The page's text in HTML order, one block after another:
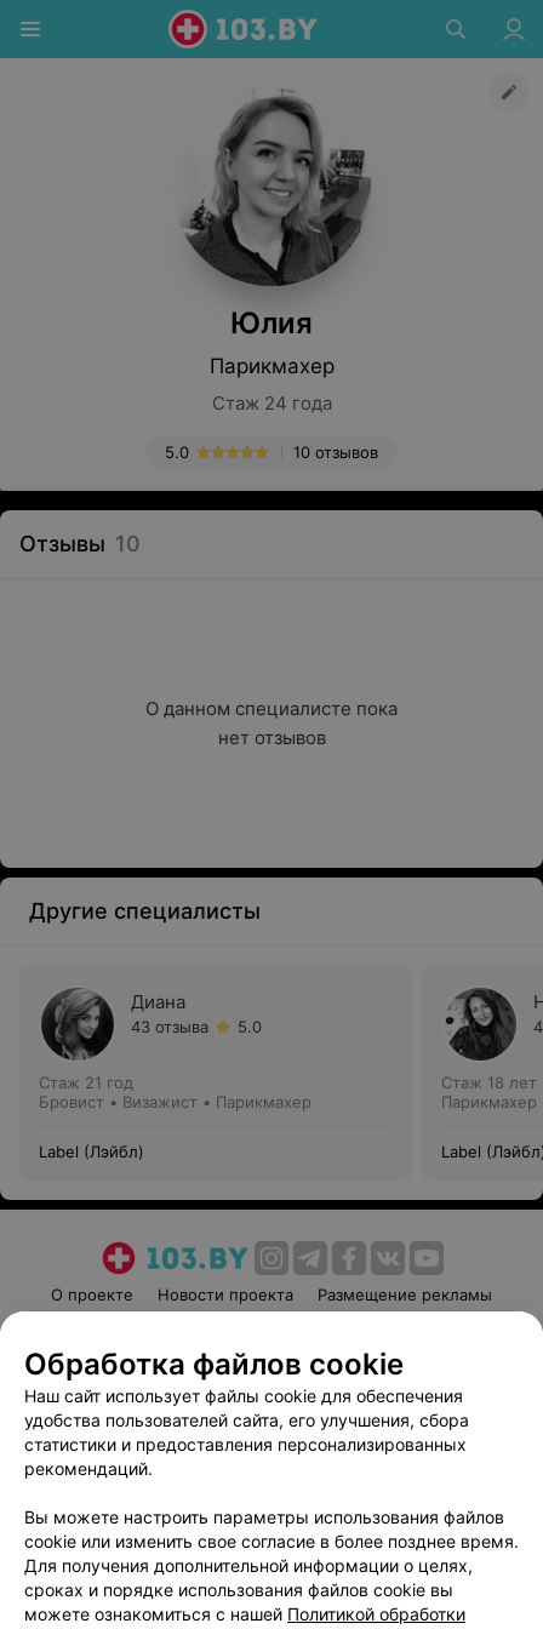
Юлия
Парикмахер
Стаж 24 года
10 отзывов
5.0
Отзывы 10
О данном специалисте пока
нет отзывов
Другие специалисты
Диана
43 отзыва 5.0
Стаж 21 год
Бровист • Визажист • Парикмахер
Label (Лэйбл)
Стаж 18 лет
Парикмахер
Label
О проекте Новости проекта
Размещение рекламы
Пользовательское соглашение
Способы оплаты
Вакансии
Партнеры
Написать руководителю 103.by
Обработка персональных данных
Обработка файлов cookie
Наш сайт использует файлы cookie для обеспечения
удобства пользователей сайта, его улучшения, сбора
статистики и предоставления персонализированных
рекомендаций.
Вы можете настроить параметры использования файлов
cookie или изменить свое согласие в более позднее время.
Для получения дополнительной информации о целях,
сроках и порядке использования файлов cookie вы
можете ознакомиться с нашей Политикой обработки